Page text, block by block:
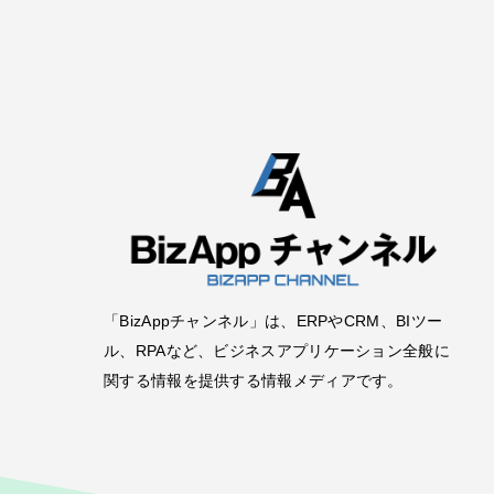
「BizAppチャンネル」は、ERPやCRM、BIツー
ル、RPAなど、ビジネスアプリケーション全般に
関する情報を提供する情報メディアです。